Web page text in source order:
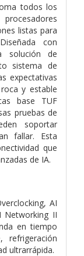
todos los
listas para
con
solución de
sistema de
expectativas
y estable
base TUF
pruebas de
soportar
fallar. Esta
que
de IA.
AI
II
en tiempo
refrigeración
ultrarrápida.